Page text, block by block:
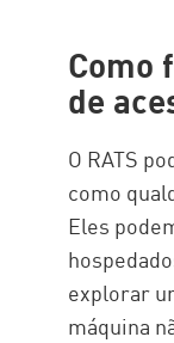
Como
Trojan
Previna
Check
Como
de
O RATS
como
Eles
explorar
máquina